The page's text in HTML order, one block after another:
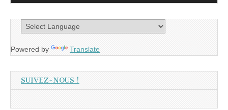
Powered by Translate
SUIVEZ-NOUS !